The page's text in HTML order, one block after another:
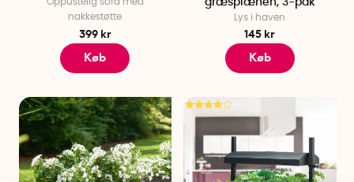
nakkestøtte
399 kr
Køb
græsplænen, 3-pak
Lys i haven
145 kr
Køb